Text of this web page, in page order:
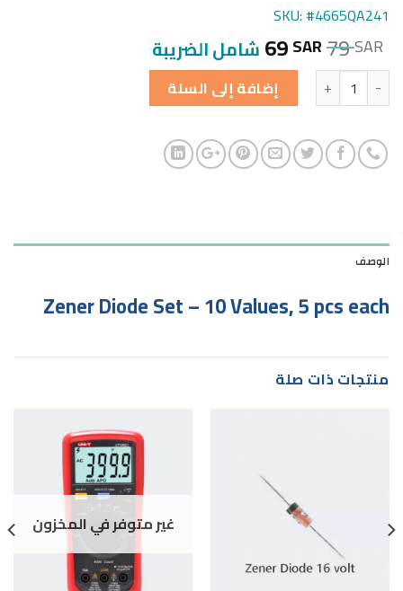
SKU: #4665QA241
79SAR
69SAR شامل الضريبة
الكمية إضافة إلى السلة
الوصف
Zener Diode Set – 10 Values, 5 pcs each
منتجات ذات صلة
غير متوفر في المخزون